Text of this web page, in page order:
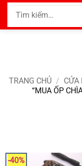
Bỏ
nội
Tìm
TRANG CHỦ / CỬA
“MUA ỐP
-40%